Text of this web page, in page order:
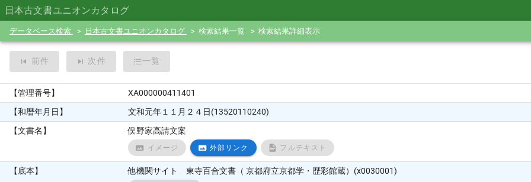
日本古文書ユニオンカタログ
データベース検索 日本古文書ユニオンカタログ 検索結果一覧 検索結果詳細表示
前件 次件 一覧
【管理番号】
XA000000411401
【和暦年月日】
文和元年１１月２４日(13520110240)
【文書名】
俣野家高請文案
イメージ 外部リンク フルテキスト
【底本】 他機関サイト 東寺百合文書（ 京都府立京都学・歴彩館蔵）(x0030001)